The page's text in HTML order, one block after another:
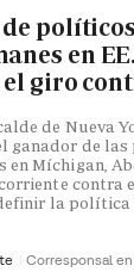
políticos
en
el giro
de Nueva
ganador de
en Míchigan,
contra
la política
Corresponsal